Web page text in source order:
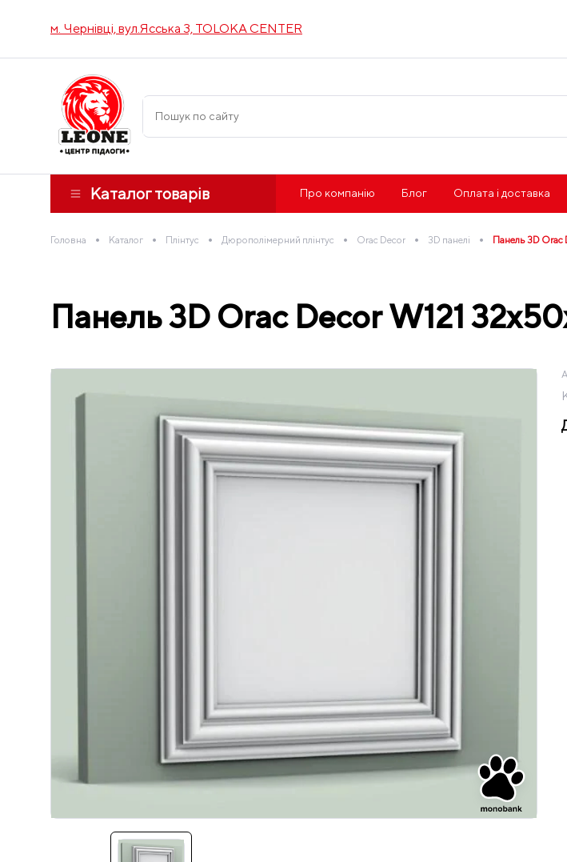
м. Чернівці, вул.Ясська 3, TOLOKA CENTER
Каталог товарів Про компанію Блог Оплата і доставка
Головна • Каталог • Плінтус • Дюрополімерний плінтус • Orac Decor • 3D панелі • Панель 3D Orac
Панель 3D Orac Decor W121